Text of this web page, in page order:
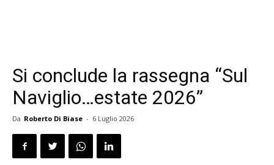
Si conclude la rassegna “Sul
Naviglio…estate 2026”
Da Roberto Di Biase - 6 Luglio 2026